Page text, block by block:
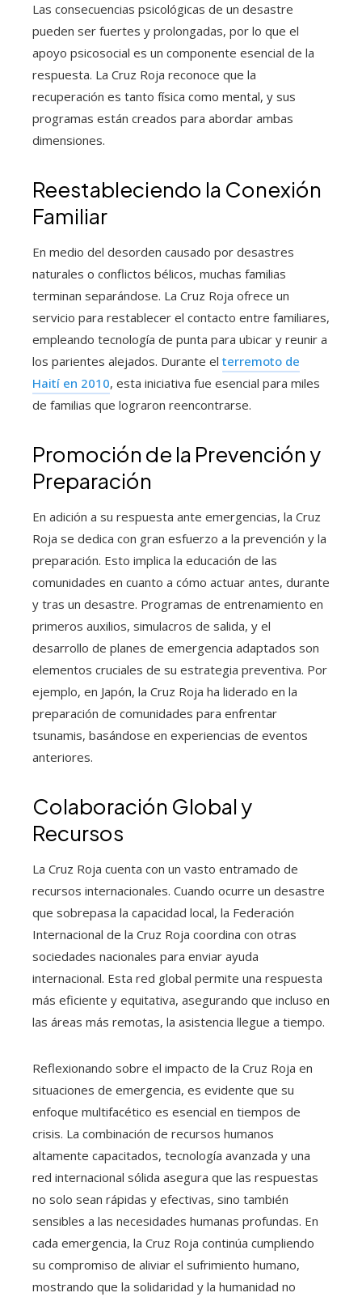
Las consecuencias psicológicas de un desastre
pueden ser fuertes y prolongadas, por lo que el
apoyo psicosocial es un componente esencial de la
respuesta. La Cruz Roja reconoce que la
recuperación es tanto física como mental, y sus
programas están creados para abordar ambas
dimensiones.
Reestableciendo la Conexión
Familiar
En medio del desorden causado por desastres
naturales o conflictos bélicos, muchas familias
terminan separándose. La Cruz Roja ofrece un
servicio para restablecer el contacto entre familiares,
empleando tecnología de punta para ubicar y reunir a
los parientes alejados. Durante el terremoto de
Haití en 2010, esta iniciativa fue esencial para miles
de familias que lograron reencontrarse.
Promoción de la Prevención y
Preparación
En adición a su respuesta ante emergencias, la Cruz
Roja se dedica con gran esfuerzo a la prevención y la
preparación. Esto implica la educación de las
comunidades en cuanto a cómo actuar antes, durante
y tras un desastre. Programas de entrenamiento en
primeros auxilios, simulacros de salida, y el
desarrollo de planes de emergencia adaptados son
elementos cruciales de su estrategia preventiva. Por
ejemplo, en Japón, la Cruz Roja ha liderado en la
preparación de comunidades para enfrentar
tsunamis, basándose en experiencias de eventos
anteriores.
Colaboración Global y
Recursos
La Cruz Roja cuenta con un vasto entramado de
recursos internacionales. Cuando ocurre un desastre
que sobrepasa la capacidad local, la Federación
Internacional de la Cruz Roja coordina con otras
sociedades nacionales para enviar ayuda
internacional. Esta red global permite una respuesta
más eficiente y equitativa, asegurando que incluso en
las áreas más remotas, la asistencia llegue a tiempo.
Reflexionando sobre el impacto de la Cruz Roja en
situaciones de emergencia, es evidente que su
enfoque multifacético es esencial en tiempos de
crisis. La combinación de recursos humanos
altamente capacitados, tecnología avanzada y una
red internacional sólida asegura que las respuestas
no solo sean rápidas y efectivas, sino también
sensibles a las necesidades humanas profundas. En
cada emergencia, la Cruz Roja continúa cumpliendo
su compromiso de aliviar el sufrimiento humano,
mostrando que la solidaridad y la humanidad no